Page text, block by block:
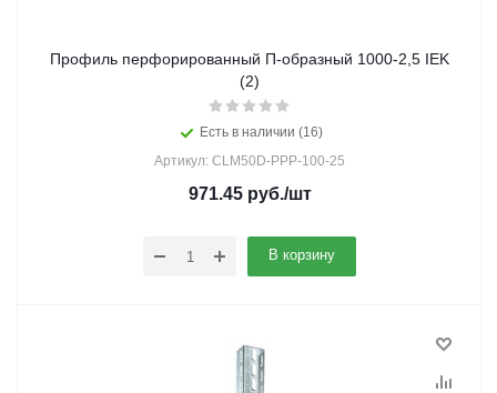
Профиль перфорированный П-образный 1000-2,5 IEK
(2)
Есть в наличии (16)
Артикул: CLM50D-PPP-100-25
971.45руб./шт
В корзину